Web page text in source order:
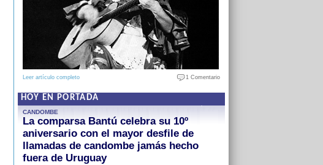
Leer artículo completo 1 Comentario
HOY EN PORTADA
CANDOMBE
La comparsa Bantú celebra su 10º
aniversario con el mayor desfile de
llamadas de candombe jamás hecho
fuera de Uruguay